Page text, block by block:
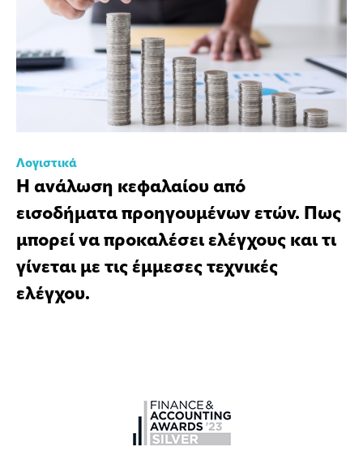
Λογιστικά
Η ανάλωση κεφαλαίου από
εισοδήματα προηγουμένων ετών. Πως
μπορεί να προκαλέσει ελέγχους και τι
γίνεται με τις έμμεσες τεχνικές
ελέγχου.